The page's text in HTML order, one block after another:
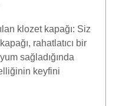
klozet kapağı: Siz
rahatlatıcı bir
sağladığında
keyfini